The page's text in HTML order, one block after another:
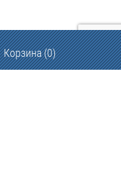
Корзина(0)